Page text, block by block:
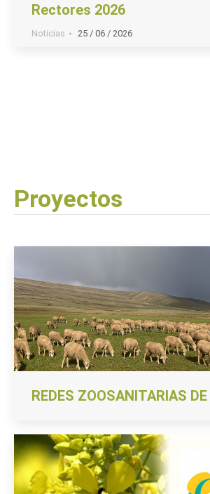
Rectores 2026
Noticias 25 / 06 / 2026
Proyectos
REDES ZOOSANITARIAS